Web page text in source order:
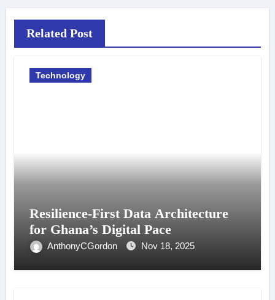
Related Post
Technology
Resilience-First Data Architecture
for Ghana’s Digital Pace
AnthonyCGordon Nov 18, 2025